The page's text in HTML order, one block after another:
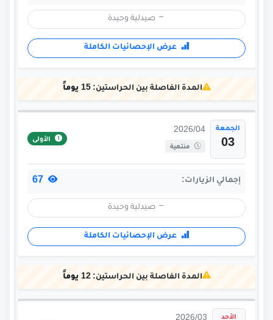
صيدلية وحيدة
عرض الإحصائيات الكاملة
المدة الفاصلة بين الحراستين:15 يوماً
الجمعة
03
2026/04
منتهية
الأولى
إجمالي الزيارات:
صيدلية وحيدة
عرض الإحصائيات الكاملة
المدة الفاصلة بين الحراستين:12 يوماً
الأحد